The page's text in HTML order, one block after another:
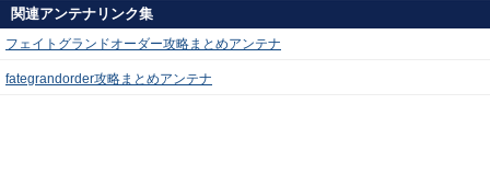
関連アンテナリンク集
フェイトグランドオーダー攻略まとめアンテナ
fategrandorder攻略まとめアンテナ